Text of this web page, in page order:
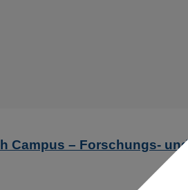
Campus – Forschungs-